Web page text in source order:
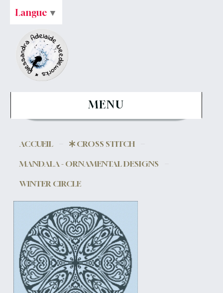
MENU
ACCUEIL
CROSS STITCH
MANDALA - ORNAMENTAL DESIGNS
WINTER CIRCLE
Langue ▼